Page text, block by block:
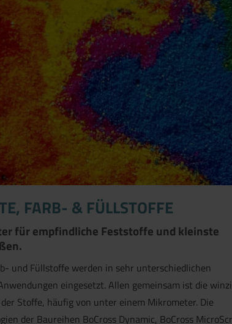
FARB- & FÜLLSTOFFE
für empfindliche Feststoffe und kleinste
und Füllstoffe werden in sehr unterschiedlichen
eingesetzt. Allen gemeinsam ist die
Stoffe, häufig von unter einem Mikrometer. Die
der Baureihen BoCross Dynamic, BoCross